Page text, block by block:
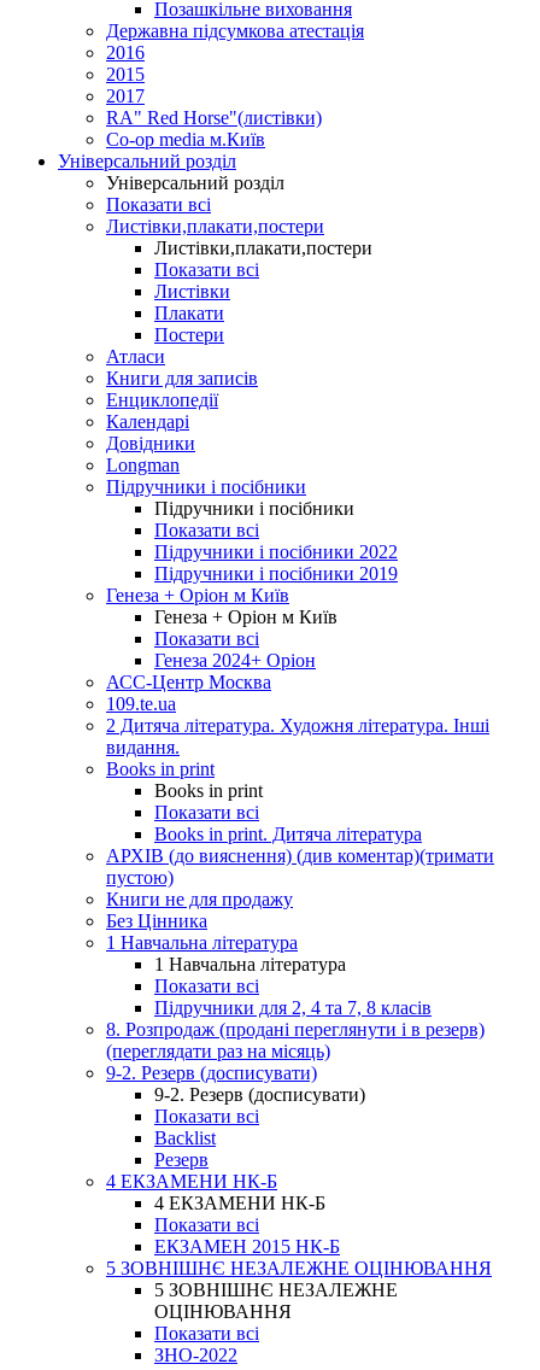
Позашкільне виховання
Державна підсумкова атестація
2016
2015
2017
RA" Red Horse"(листівки)
Co-op media м.Київ
Універсальний розділ
Універсальний розділ
Показати всі
Листівки,плакати,постери
Листівки,плакати,постери
Показати всі
Листівки
Плакати
Постери
Атласи
Книги для записів
Енциклопедії
Календарі
Довідники
Longman
Підручники і посібники
Підручники і посібники
Показати всі
Підручники і посібники 2022
Підручники і посібники 2019
Генеза + Оріон м Київ
Генеза + Оріон м Київ
Показати всі
Генеза 2024+ Оріон
АСС-Центр Москва
109.te.ua
2 Дитяча література. Художня література. Інші
видання.
Books in print
Books in print
Показати всі
Books in print. Дитяча література
АРХІВ (до вияснення) (див коментар)(тримати
пустою)
Книги не для продажу
Без Цінника
1 Навчальна література
1 Навчальна література
Показати всі
Підручники для 2, 4 та 7, 8 класів
8. Розпродаж (продані переглянути і в резерв)
(переглядати раз на місяць)
9-2. Резерв (досписувати)
9-2. Резерв (досписувати)
Показати всі
Backlist
Резерв
4 ЕКЗАМЕНИ НК-Б
4 ЕКЗАМЕНИ НК-Б
Показати всі
ЕКЗАМЕН 2015 НК-Б
5 ЗОВНІШНЄ НЕЗАЛЕЖНЕ ОЦІНЮВАННЯ
5 ЗОВНІШНЄ НЕЗАЛЕЖНЕ
ОЦІНЮВАННЯ
Показати всі
ЗНО-2022